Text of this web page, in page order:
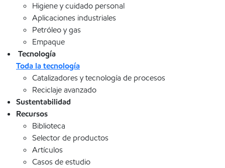
Higiene y cuidado personal
Aplicaciones industriales
Petróleo y gas
Empaque
Tecnología
Toda la tecnología
Catalizadores y tecnología de procesos
Reciclaje avanzado
Sustentabilidad
Recursos
Biblioteca
Selector de productos
Artículos
Casos de estudio